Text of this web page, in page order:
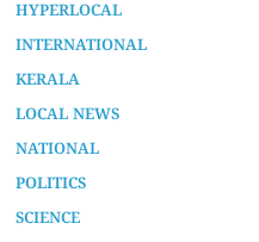
HYPERLOCAL
INTERNATIONAL
KERALA
LOCAL NEWS
NATIONAL
POLITICS
SCIENCE